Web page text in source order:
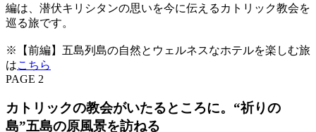
編は、潜伏キリシタンの思いを今に伝えるカトリック教会を
巡る旅です。
※【前編】五島列島の自然とウェルネスなホテルを楽しむ旅
はこちら
PAGE 2
カトリックの教会がいたるところに。“祈りの
島”五島の原風景を訪ねる